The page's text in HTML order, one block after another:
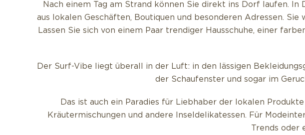
Nach einem Tag am Strand können Sie direkt ins Dorf laufen.
aus lokalen Geschäften, Boutiquen und besonderen Adressen.
Lassen Sie sich von einem Paar trendiger Hausschuhe, einer
Der Surf-Vibe liegt überall in der Luft: in den lässigen
der Schaufenster und sogar im
Das ist auch ein Paradies für Liebhaber der lokalen
Kräutermischungen und andere Inseldelikatessen. Für
Trends oder